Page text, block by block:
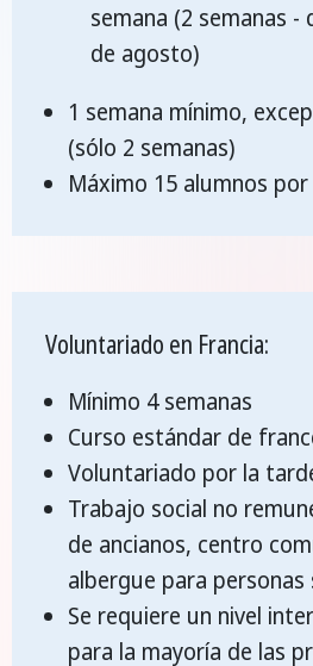
semana (2 semanas -
de agosto)
1 semana mínimo,
(sólo 2 semanas)
Máximo 15 alumnos por
Voluntariado en Francia:
Mínimo 4 semanas
Curso estándar de
Voluntariado por la
Trabajo social no
de ancianos, centro
albergue para personas
Se requiere un nivel
para la mayoría de las